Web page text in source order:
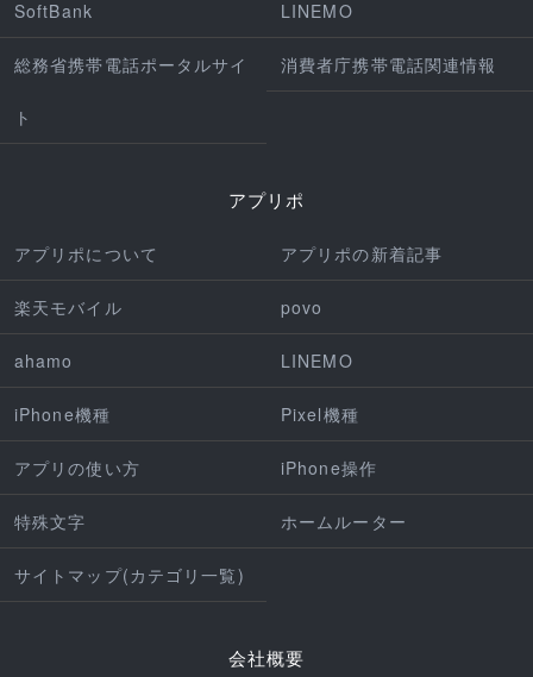
SoftBank LINEMO
総務省携帯電話ポータルサイ
ト
消費者庁携帯電話関連情報
アプリポ
アプリポについて アプリポの新着記事
楽天モバイル povo
ahamo LINEMO
iPhone機種 Pixel機種
アプリの使い方 iPhone操作
特殊文字 ホームルーター
サイトマップ(カテゴリ一覧)
会社概要